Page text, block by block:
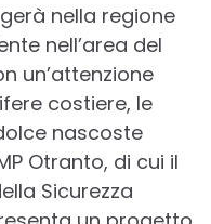
nella regione
nell’area del
un’attenzione
costiere, le
nascoste
Otranto, di cui il
Sicurezza